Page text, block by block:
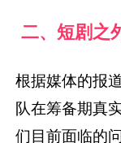
二、短剧之
根据媒体的报
队在筹备期真
们目前面临的